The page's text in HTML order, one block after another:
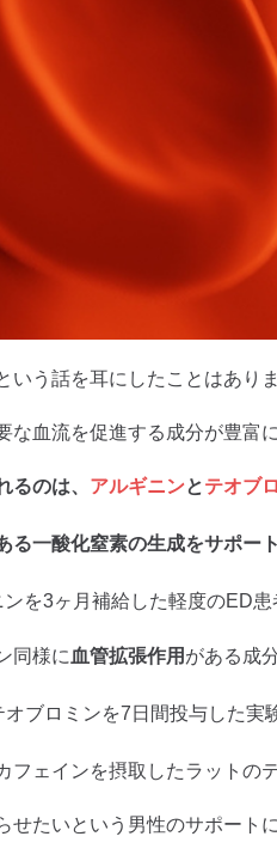
いう話を耳にしたことはあり
な血流を促進する成分が豊富
るのは、 アルギニンとテオブ
る一酸化窒素の生成をサポート
を3ヶ月補給した軽度のED
同様に 血管拡張作用 がある成
ブロミンを7日間投与した
フェインを摂取したラットの
せたいという男性のサポート